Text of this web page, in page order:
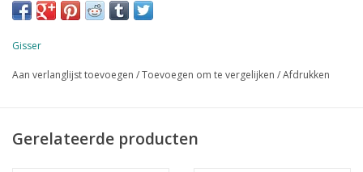
Gisser
Aan verlanglijst toevoegen /Toevoegen om te vergelijken /Afdrukken
Gerelateerde producten